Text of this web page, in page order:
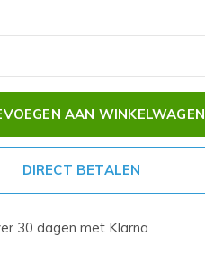
AAN WINKELWAGEN
DIRECT BETALEN
30 dagen met Klarna